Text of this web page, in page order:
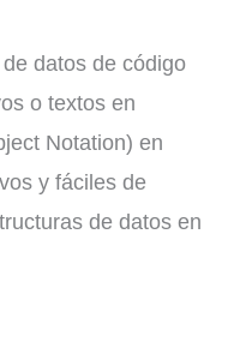
datos de código
o textos en
Notation) en
y fáciles de
de datos en